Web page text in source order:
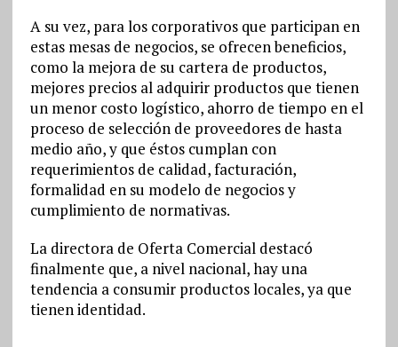
A su vez, para los corporativos que participan en
estas mesas de negocios, se ofrecen beneficios,
como la mejora de su cartera de productos,
mejores precios al adquirir productos que tienen
un menor costo logístico, ahorro de tiempo en el
proceso de selección de proveedores de hasta
medio año, y que éstos cumplan con
requerimientos de calidad, facturación,
formalidad en su modelo de negocios y
cumplimiento de normativas.
La directora de Oferta Comercial destacó
finalmente que, a nivel nacional, hay una
tendencia a consumir productos locales, ya que
tienen identidad.